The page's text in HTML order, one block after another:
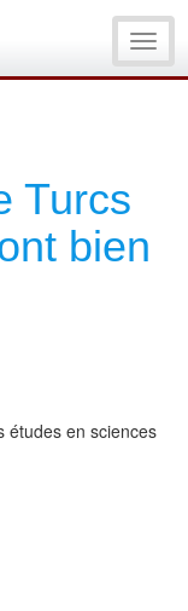
Turcs
bien
études en sciences